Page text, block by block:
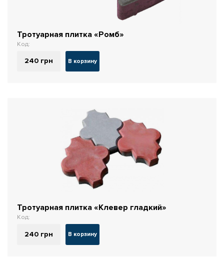
Тротуарная плитка «Ромб»
Код:
240 грн В корзину
Тротуарная плитка «Клевер гладкий»
Код:
240 грн В корзину